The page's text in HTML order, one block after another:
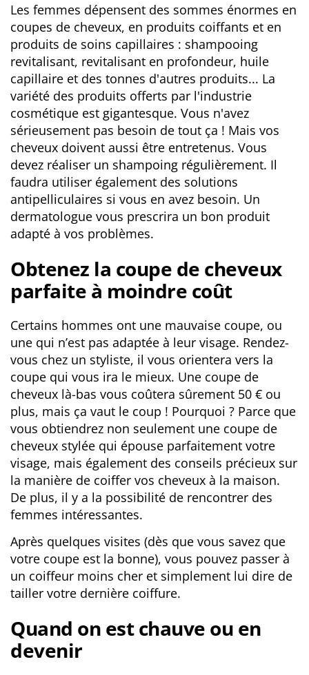
Les femmes dépensent des sommes énormes en
coupes de cheveux, en produits coiffants et en
produits de soins capillaires : shampooing
revitalisant, revitalisant en profondeur, huile
capillaire et des tonnes d'autres produits... La
variété des produits offerts par l'industrie
cosmétique est gigantesque. Vous n'avez
sérieusement pas besoin de tout ça ! Mais vos
cheveux doivent aussi être entretenus. Vous
devez réaliser un shampoing régulièrement. Il
faudra utiliser également des solutions
antipelliculaires si vous en avez besoin. Un
dermatologue vous prescrira un bon produit
adapté à vos problèmes.
Obtenez la coupe de cheveux
parfaite à moindre coût
Certains hommes ont une mauvaise coupe, ou
une qui n’est pas adaptée à leur visage. Rendez-
vous chez un styliste, il vous orientera vers la
coupe qui vous ira le mieux. Une coupe de
cheveux là-bas vous coûtera sûrement 50 € ou
plus, mais ça vaut le coup ! Pourquoi ? Parce que
vous obtiendrez non seulement une coupe de
cheveux stylée qui épouse parfaitement votre
visage, mais également des conseils précieux sur
la manière de coiffer vos cheveux à la maison.
De plus, il y a la possibilité de rencontrer des
femmes intéressantes.
Après quelques visites (dès que vous savez que
votre coupe est la bonne), vous pouvez passer à
un coiffeur moins cher et simplement lui dire de
tailler votre dernière coiffure.
Quand on est chauve ou en
devenir